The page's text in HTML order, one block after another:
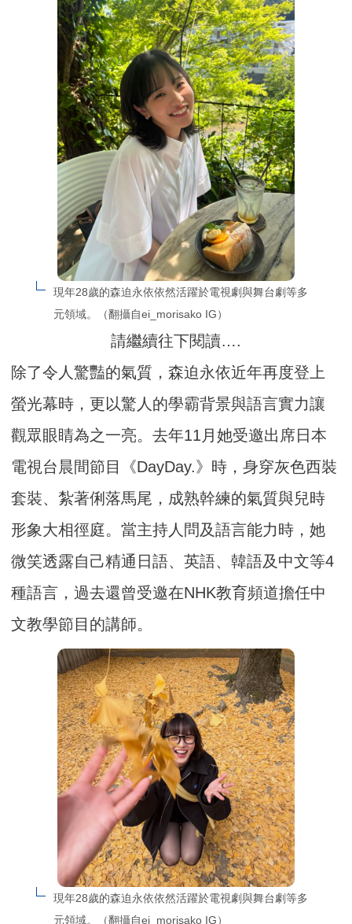
現年28歲的森迫永依依然活躍於電視劇與舞台劇等多
元領域。（翻攝自ei_morisako IG）
請繼續往下閱讀….
除了令人驚豔的氣質，森迫永依近年再度登上
螢光幕時，更以驚人的學霸背景與語言實力讓
觀眾眼睛為之一亮。去年11月她受邀出席日本
電視台晨間節目《DayDay.》時，身穿灰色西裝
套裝、紮著俐落馬尾，成熟幹練的氣質與兒時
形象大相徑庭。當主持人問及語言能力時，她
微笑透露自己精通日語、英語、韓語及中文等4
種語言，過去還曾受邀在NHK教育頻道擔任中
文教學節目的講師。
現年28歲的森迫永依依然活躍於電視劇與舞台劇等多
元領域。（翻攝自ei_morisako IG）